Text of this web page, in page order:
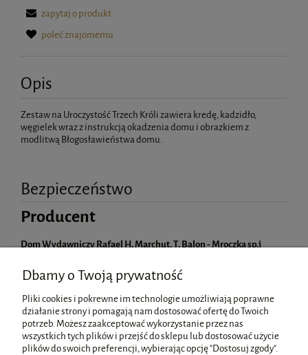
zapytaj o produkt
poleć znajomemu
Opis
Zestaw na Uroczystość Trzech Króli zawiera kredę, kadzidło,
węgielek wraz z instrukcją okadzenia domu i obrazkiem z
modlitwą Błogosławieństwa domu.
Bezpieczeństwo
Producent
Dom Wydawniczy Rafael H. Marchut, T. Balon - Mroczka sp.j
31-532 Kraków, Polska
rafael@rafael.pl
Pomoc
Dbamy o Twoją prywatność
Pliki cookies i pokrewne im technologie umożliwiają poprawne
działanie strony i pomagają nam dostosować ofertę do Twoich
potrzeb. Możesz zaakceptować wykorzystanie przez nas
wszystkich tych plików i przejść do sklepu lub dostosować użycie
plików do swoich preferencji, wybierając opcję "Dostosuj zgody".